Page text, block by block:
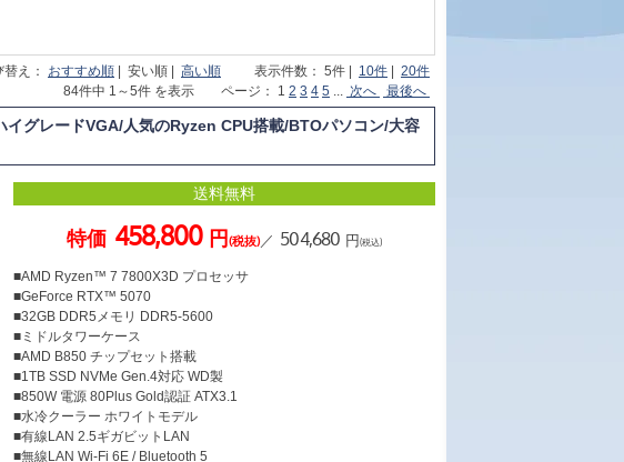
替え： おすすめ順 | 安い順 | 高い順 表示件数： 5件 | 10件 | 20件
84件中 1～5件 を表示 ページ： 1 2 3 4 5 次へ 最後へ
グレードVGA/人気のRyzen CPU搭載/BTOパソコン/大容
送料無料
特価 458,800 円(税抜)／ 504,680 円(税込)
■AMD Ryzen™ 7 7800X3D プロセッサ
■GeForce RTX™ 5070
■32GB DDR5メモリ DDR5-5600
■ミドルタワーケース
■AMD B850 チップセット搭載
■1TB SSD NVMe Gen.4対応 WD製
■850W 電源 80Plus Gold認証 ATX3.1
■水冷クーラー ホワイトモデル
■有線LAN 2.5ギガビットLAN
■無線LAN Wi-Fi 6E / Bluetooth 5